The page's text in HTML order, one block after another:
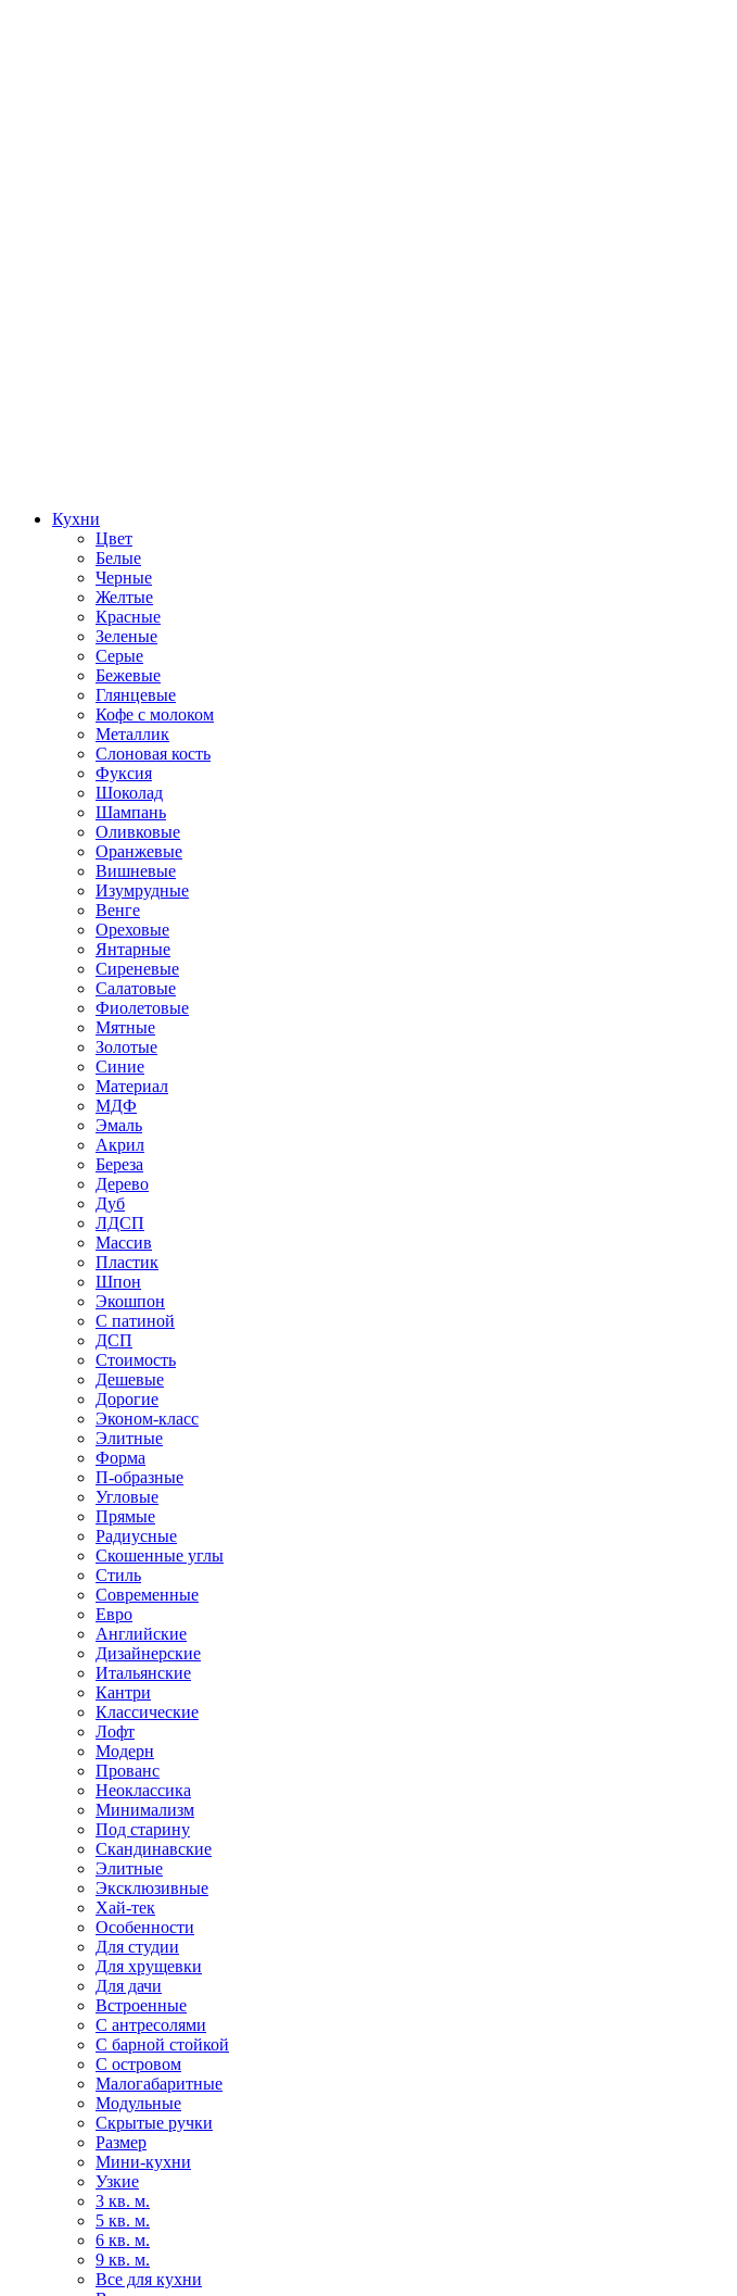
Кухни
Цвет
Белые
Черные
Желтые
Красные
Зеленые
Серые
Бежевые
Глянцевые
Кофе с молоком
Металлик
Слоновая кость
Фуксия
Шоколад
Шампань
Оливковые
Оранжевые
Вишневые
Изумрудные
Венге
Ореховые
Янтарные
Сиреневые
Салатовые
Фиолетовые
Мятные
Золотые
Синие
Материал
МДФ
Эмаль
Акрил
Береза
Дерево
Дуб
ЛДСП
Массив
Пластик
Шпон
Экошпон
С патиной
ДСП
Стоимость
Дешевые
Дорогие
Эконом-класс
Элитные
Форма
П-образные
Угловые
Прямые
Радиусные
Скошенные углы
Стиль
Современные
Евро
Английские
Дизайнерские
Итальянские
Кантри
Классические
Лофт
Модерн
Прованс
Неоклассика
Минимализм
Под старину
Скандинавские
Элитные
Эксклюзивные
Хай-тек
Особенности
Для студии
Для хрущевки
Для дачи
Встроенные
С антресолями
С барной стойкой
С островом
Малогабаритные
Модульные
Скрытые ручки
Размер
Мини-кухни
Узкие
3 кв. м.
5 кв. м.
6 кв. м.
9 кв. м.
Все для кухни